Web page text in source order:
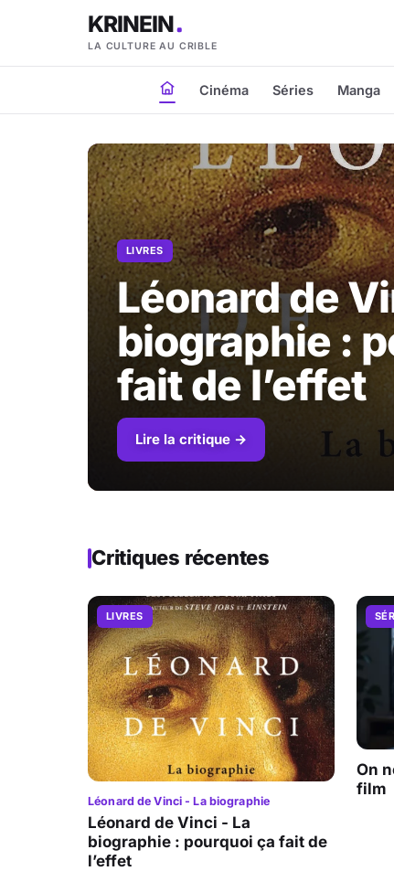
KRINEIN
LA CULTURE AU CRIBLE
Cinéma Séries Manga
LIVRES
Léonard de
biographie :
fait de l’effet
Lire la critique →
Critiques récentes
LIVRES
Léonard de Vinci - La biographie
Léonard de Vinci - La
biographie : pourquoi ça fait de
l’effet
On
film